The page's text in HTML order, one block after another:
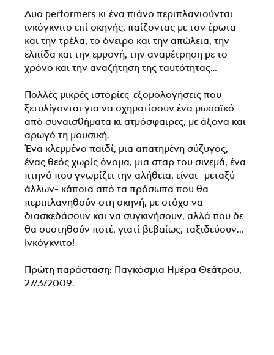
Δυο performers κι ένα πιάνο περιπλανιούνται
ινκόγκνιτο επί σκηνής, παίζοντας με τον έρωτα
και την τρέλα, το όνειρο και την απώλεια, την
ελπίδα και την εμμονή, την αναμέτρηση με το
χρόνο και την αναζήτηση της ταυτότητας…
Πολλές μικρές ιστορίες-εξομολογήσεις που
ξετυλίγονται για να σχηματίσουν ένα μωσαϊκό
από συναισθήματα κι ατμόσφαιρες, με άξονα και
αρωγό τη μουσική.
Ένα κλεμμένο παιδί, μια απατημένη σύζυγος,
ένας θεός χωρίς όνομα, μια σταρ του σινεμά, ένα
πτηνό που γνωρίζει την αλήθεια, είναι -μεταξύ
άλλων- κάποια από τα πρόσωπα που θα
περιπλανηθούν στη σκηνή, με στόχο να
διασκεδάσουν και να συγκινήσουν, αλλά που δε
θα συστηθούν ποτέ, γιατί βεβαίως, ταξιδεύουν...
Ινκόγκνιτο!
Πρώτη παράσταση: Παγκόσμια Ημέρα Θεάτρου,
27/3/2009.